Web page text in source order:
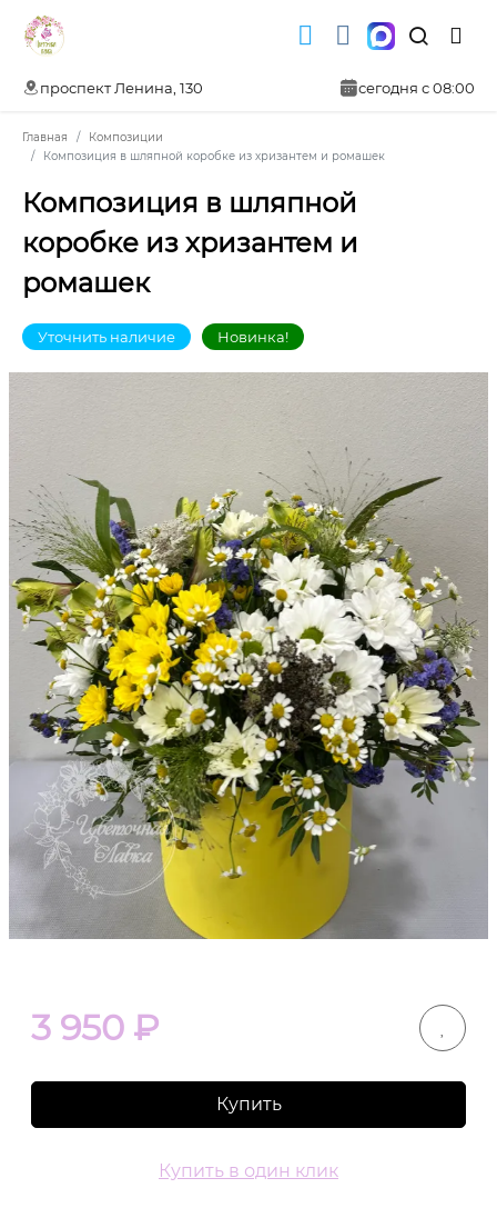
проспект Ленина, 130 сегодня с 08:00
Главная
Композиции
Композиция в шляпной коробке из хризантем и ромашек
Композиция в шляпной
коробке из хризантем и
ромашек
Уточнить наличие Новинка!
3 950 ₽
Купить
Купить в один клик